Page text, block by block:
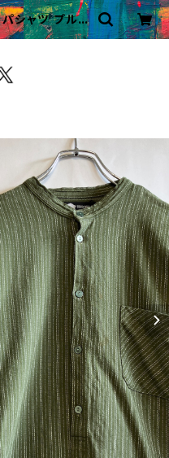
シャツ プルオ
ーロ | VINTA